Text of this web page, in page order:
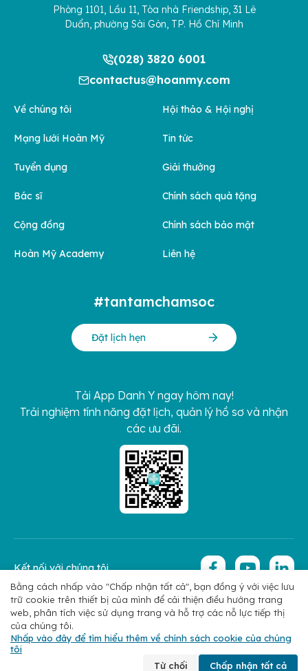
Phòng 1101, Lầu 11, Tòa nhà Friendship, 31 Lê
Duẩn, phường Sài Gòn, TP. Hồ Chí Minh
(028) 3820 6001
contactus@hoanmy.com
Về chúng tôi
Mạng lưới Hoàn Mỹ
Tuyển dụng
Bác sĩ
Cộng đồng
Hoàn Mỹ Academy
Hội thảo & Hội nghị
Tin tức
Giải thưởng
Chính sách quà tặng
Chính sách bảo mật
Liên hệ
#tantamchamsoc
Đặt lịch hẹn
Tải App Danh Y ngay hôm nay!
Trải nghiệm tính năng đặt lịch, quản lý hồ sơ và nhận
các ưu đãi.
Chính sách bảo mật Copyright 2026 © Hoan My Corporation
Kết nối với chúng tôi
Đặt lịch Liên hệ
Bằng cách nhấp vào "Chấp nhận tất cả", bạn đồng ý với việc lưu
trữ cookie trên thiết bị của mình để cải thiện điều hướng trang
web, phân tích việc sử dụng trang và hỗ trợ các nỗ lực tiếp thị
của chúng tôi.
Nhấp vào đây để tìm hiểu thêm về chính sách cookie của chúng
tôi
Từ chối
Chấp nhận tất cả